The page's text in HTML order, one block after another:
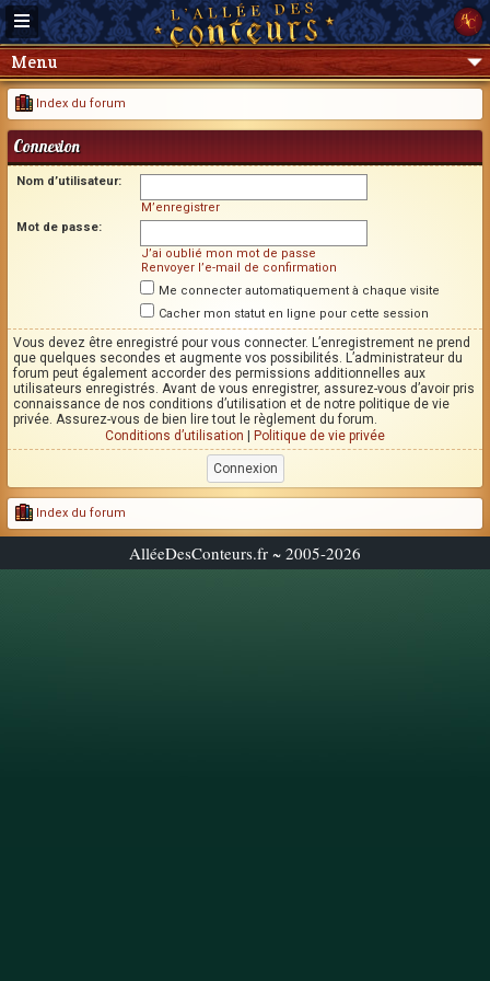
Menu
Index du forum
Connexion
Nom d’utilisateur:
M’enregistrer
Mot de passe:
J’ai oublié mon mot de passe
Renvoyer l’e-mail de confirmation
Me connecter automatiquement à chaque visite
Cacher mon statut en ligne pour cette session
Vous devez être enregistré pour vous connecter. L’enregistrement ne prend
que quelques secondes et augmente vos possibilités. L’administrateur du
forum peut également accorder des permissions additionnelles aux
utilisateurs enregistrés. Avant de vous enregistrer, assurez-vous d’avoir pris
connaissance de nos conditions d’utilisation et de notre politique de vie
privée. Assurez-vous de bien lire tout le règlement du forum.
Conditions d’utilisation
Politique de vie privée
Index du forum
AlléeDesConteurs.fr ~ 2005-2026